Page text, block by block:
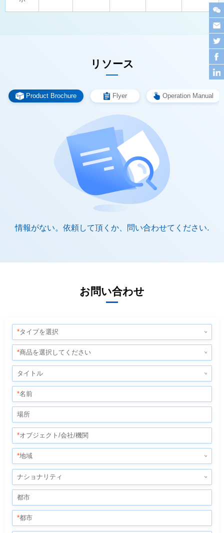
リソース
Product Brochure Flyer Operation Manual
情報がない。依頼して頂くか、問い合わせてください.
お問い合わせ
*タイプを選択
*商品を選択してください
タイトル
*名前
場所
*オブジェクト/会社/機関
*地域
ナショナリティ
都市
*都市